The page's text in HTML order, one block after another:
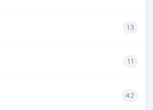
13
11
42